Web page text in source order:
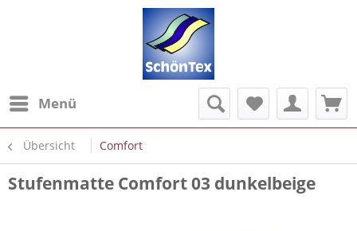
Menü
Übersicht Comfort
Stufenmatte Comfort 03 dunkelbeige